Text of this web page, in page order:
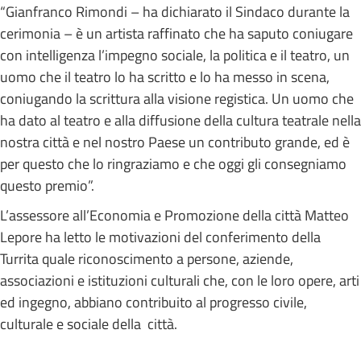
“Gianfranco Rimondi – ha dichiarato il Sindaco durante la
cerimonia – è un artista raffinato che ha saputo coniugare
con intelligenza l’impegno sociale, la politica e il teatro, un
uomo che il teatro lo ha scritto e lo ha messo in scena,
coniugando la scrittura alla visione registica. Un uomo che
ha dato al teatro e alla diffusione della cultura teatrale nella
nostra città e nel nostro Paese un contributo grande, ed è
per questo che lo ringraziamo e che oggi gli consegniamo
questo premio”.
L’assessore all’Economia e Promozione della città Matteo
Lepore ha letto le motivazioni del conferimento della
Turrita quale riconoscimento a persone, aziende,
associazioni e istituzioni culturali che, con le loro opere, arti
ed ingegno, abbiano contribuito al progresso civile,
culturale e sociale della città.